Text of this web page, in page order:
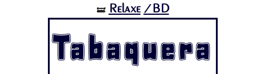
🝛 Relaxe /BD
Tabaquera